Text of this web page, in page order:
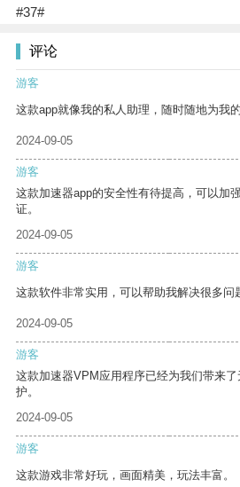
#37#
评论
游客
这款app就像我的私人助理，随时随地为我
2024-09-05
游客
这款加速器app的安全性有待提高，可以加
证。
2024-09-05
游客
这款软件非常实用，可以帮助我解决很多问
2024-09-05
游客
这款加速器VPM应用程序已经为我们带来
护。
2024-09-05
游客
这款游戏非常好玩，画面精美，玩法丰富。